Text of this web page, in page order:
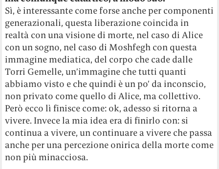
Sì, è interessante come forse anche per componenti
generazionali, questa liberazione coincida in
realtà con una visione di morte, nel caso di Alice
con un sogno, nel caso di Moshfegh con questa
immagine mediatica, del corpo che cade dalle
Torri Gemelle, un’immagine che tutti quanti
abbiamo visto e che quindi è un po’ da inconscio,
non privato come quello di Alice, ma collettivo.
Però ecco lì finisce come: ok, adesso si ritorna a
vivere. Invece la mia idea era di finirlo con: si
continua a vivere, un continuare a vivere che passa
anche per una percezione onirica della morte come
non più minacciosa.